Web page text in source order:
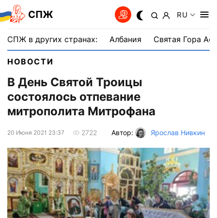
СПЖ RU
СПЖ в других странах: Албания Святая Гора
НОВОСТИ
В День Святой Троицы
состоялось отпевание
митрополита Митрофана
20 Июня 2021 23:37 2722 Автор: Ярослав Нивкин